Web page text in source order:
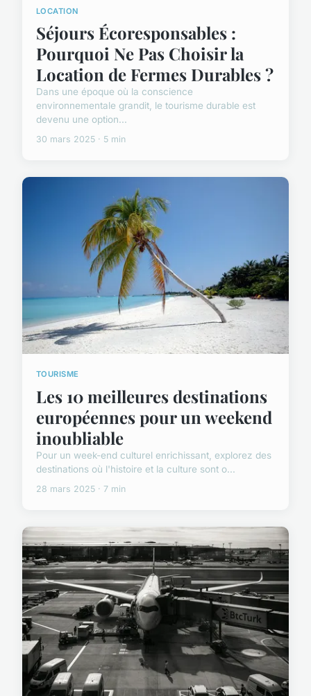
LOCATION
Séjours Écoresponsables :
Pourquoi Ne Pas Choisir la
Location de Fermes Durables ?
Dans une époque où la conscience
environnementale grandit, le tourisme durable est
devenu une option...
30 mars 2025 · 5 min
TOURISME
Les 10 meilleures destinations
européennes pour un weekend
inoubliable
Pour un week-end culturel enrichissant, explorez des
destinations où l'histoire et la culture sont o...
28 mars 2025 · 7 min